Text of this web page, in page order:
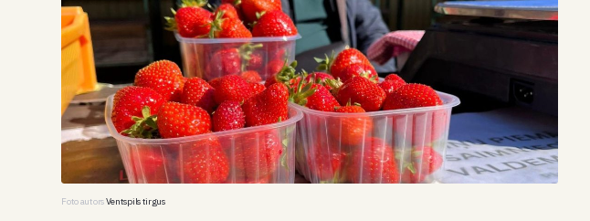
Foto autorsVentspils tirgus